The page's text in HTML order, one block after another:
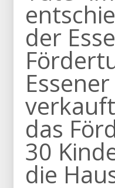
der
das
30
die